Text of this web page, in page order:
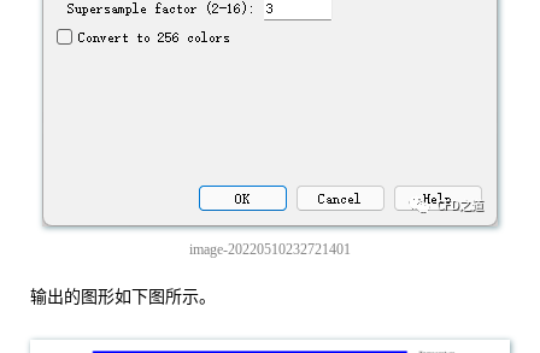
image-20220510232721401
输出的图形如下图所示。